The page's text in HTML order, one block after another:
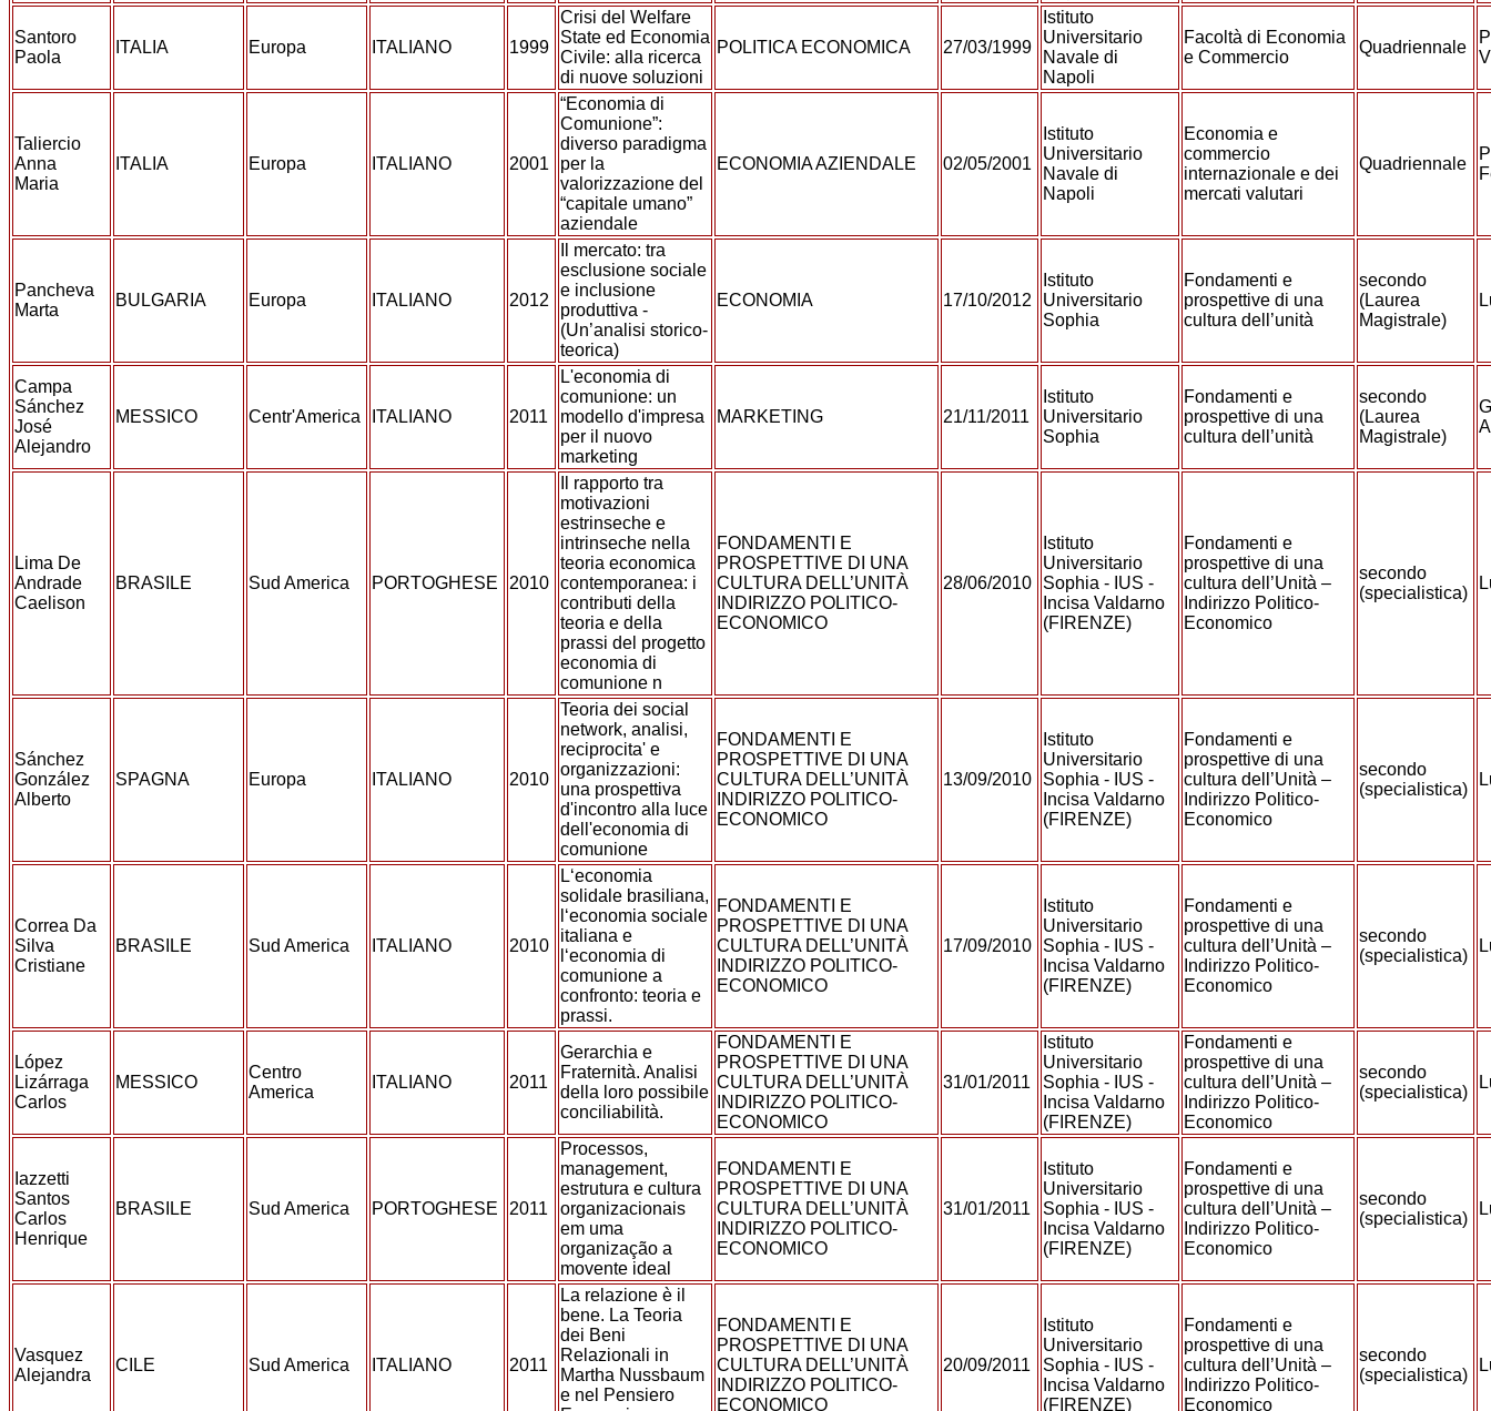
Santoro
Paola
ITALIA Europa ITALIANO 1999
Crisi del Welfare
State ed Economia
Civile: alla ricerca
di nuove soluzioni
POLITICA ECONOMICA 27/03/1999
Istituto
Universitario
Navale di
Napoli
Facoltà di Economia
e Commercio
Quadriennale
Taliercio
Anna
Maria
ITALIA Europa ITALIANO 2001
“Economia di
Comunione”:
diverso paradigma
per la
valorizzazione del
“capitale umano”
aziendale
ECONOMIA AZIENDALE 02/05/2001
Istituto
Universitario
Navale di
Napoli
Economia e
commercio
internazionale e dei
mercati valutari
Quadriennale
Pancheva
Marta
BULGARIA Europa ITALIANO 2012
Il mercato: tra
esclusione sociale
e inclusione
produttiva -
(Un’analisi storico-
teorica)
ECONOMIA 17/10/2012
Istituto
Universitario
Sophia
Fondamenti e
prospettive di una
cultura dell’unità
secondo
(Laurea
Magistrale)
Campa
Sánchez
José
Alejandro
MESSICO Centr'America ITALIANO 2011
L'economia di
comunione: un
modello d'impresa
per il nuovo
marketing
MARKETING 21/11/2011
Istituto
Universitario
Sophia
Fondamenti e
prospettive di una
cultura dell’unità
secondo
(Laurea
Magistrale)
Lima De
Andrade
Caelison
BRASILE Sud America PORTOGHESE 2010
Il rapporto tra
motivazioni
estrinseche e
intrinseche nella
teoria economica
contemporanea: i
contributi della
teoria e della
prassi del progetto
economia di
comunione n
FONDAMENTI E
PROSPETTIVE DI UNA
CULTURA DELL’UNITÀ
INDIRIZZO POLITICO-
ECONOMICO
28/06/2010
Istituto
Universitario
Sophia - IUS -
Incisa Valdarno
(FIRENZE)
Fondamenti e
prospettive di una
cultura dell’Unità –
Indirizzo Politico-
Economico
secondo
(specialistica)
Sánchez
González
Alberto
SPAGNA Europa ITALIANO 2010
Teoria dei social
network, analisi,
reciprocita' e
organizzazioni:
una prospettiva
d'incontro alla luce
dell'economia di
comunione
FONDAMENTI E
PROSPETTIVE DI UNA
CULTURA DELL’UNITÀ
INDIRIZZO POLITICO-
ECONOMICO
13/09/2010
Istituto
Universitario
Sophia - IUS -
Incisa Valdarno
(FIRENZE)
Fondamenti e
prospettive di una
cultura dell’Unità –
Indirizzo Politico-
Economico
secondo
(specialistica)
Correa Da
Silva
Cristiane
BRASILE Sud America ITALIANO 2010
L‘economia
solidale brasiliana,
l‘economia sociale
italiana e
l‘economia di
comunione a
confronto: teoria e
prassi.
FONDAMENTI E
PROSPETTIVE DI UNA
CULTURA DELL’UNITÀ
INDIRIZZO POLITICO-
ECONOMICO
17/09/2010
Istituto
Universitario
Sophia - IUS -
Incisa Valdarno
(FIRENZE)
Fondamenti e
prospettive di una
cultura dell’Unità –
Indirizzo Politico-
Economico
secondo
(specialistica)
López
Lizárraga
Carlos
MESSICO
Centro
America
ITALIANO 2011
Gerarchia e
Fraternità. Analisi
della loro possibile
conciliabilità.
FONDAMENTI E
PROSPETTIVE DI UNA
CULTURA DELL’UNITÀ
INDIRIZZO POLITICO-
ECONOMICO
31/01/2011
Istituto
Universitario
Sophia - IUS -
Incisa Valdarno
(FIRENZE)
Fondamenti e
prospettive di una
cultura dell’Unità –
Indirizzo Politico-
Economico
secondo
(specialistica)
Iazzetti
Santos
Carlos
Henrique
BRASILE Sud America PORTOGHESE 2011
Processos,
management,
estrutura e cultura
organizacionais
em uma
organização a
movente ideal
FONDAMENTI E
PROSPETTIVE DI UNA
CULTURA DELL’UNITÀ
INDIRIZZO POLITICO-
ECONOMICO
31/01/2011
Istituto
Universitario
Sophia - IUS -
Incisa Valdarno
(FIRENZE)
Fondamenti e
prospettive di una
cultura dell’Unità –
Indirizzo Politico-
Economico
secondo
(specialistica)
Vasquez
Alejandra
CILE Sud America ITALIANO 2011
La relazione è il
bene. La Teoria
dei Beni
Relazionali in
Martha Nussbaum
e nel Pensiero
FONDAMENTI E
PROSPETTIVE DI UNA
CULTURA DELL’UNITÀ
INDIRIZZO POLITICO-
ECONOMICO
20/09/2011
Istituto
Universitario
Sophia - IUS -
Incisa Valdarno
(FIRENZE)
Fondamenti e
prospettive di una
cultura dell’Unità –
Indirizzo Politico-
Economico
secondo
(specialistica)